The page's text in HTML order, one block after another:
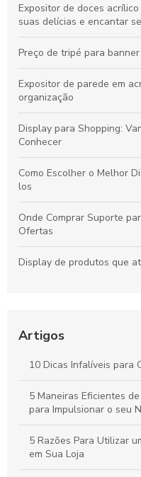
Expositor de doces
suas delícias e encantar
Preço de tripé para
Expositor de parede em
organização
Display para Shopping:
Conhecer
Como Escolher o Melhor
los
Onde Comprar Suporte
Ofertas
Display de produtos que
Porta Banner Tripé: Como
Como Escolher o Melhor
Artigos
10 Dicas Infalíveis para
5 Maneiras Eficientes
para Impulsionar o seu
5 Razões Para Utilizar
em Sua Loja